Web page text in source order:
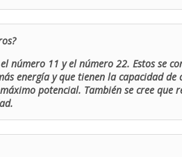
número 11 y el número 22. Estos se
energía y que tienen la capacidad de
potencial. También se cree que